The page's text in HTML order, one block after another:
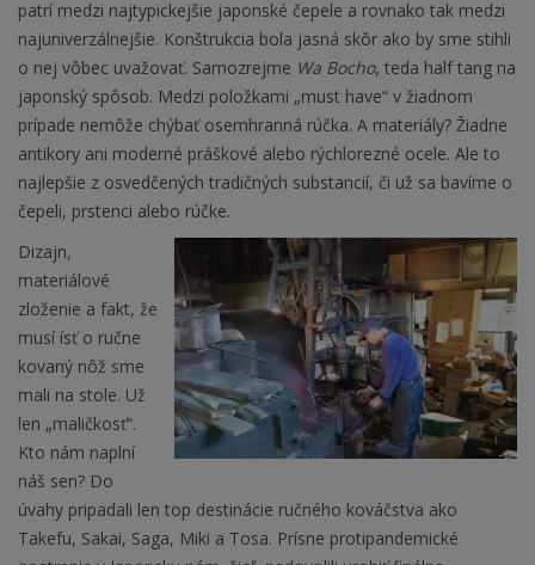
patrí medzi najtypickejšie japonské čepele a rovnako tak medzi
najuniverzálnejšie. Konštrukcia bola jasná skôr ako by sme stihli
o nej vôbec uvažovať. Samozrejme Wa Bocho, teda half tang na
japonský spôsob. Medzi položkami „must have“ v žiadnom
prípade nemôže chýbať osemhranná rúčka. A materiály? Žiadne
antikory ani moderné práškové alebo rýchlorezné ocele. Ale to
najlepšie z osvedčených tradičných substancií, či už sa bavíme o
čepeli, prstenci alebo rúčke.
Dizajn,
materiálové
zloženie a fakt, že
musí ísť o ručne
kovaný nôž sme
mali na stole. Už
len „maličkosť“.
Kto nám naplní
náš sen? Do
úvahy pripadali len top destinácie ručného kováčstva ako
Takefu, Sakai, Saga, Miki a Tosa. Prísne protipandemické